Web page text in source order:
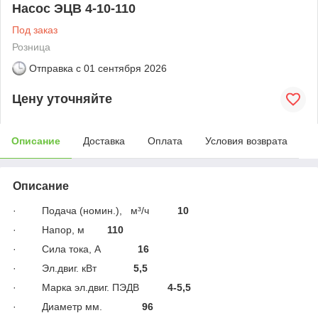
Насос ЭЦВ 4-10-110
Под заказ
Розница
Отправка с 01 сентября 2026
Цену уточняйте
Описание Доставка Оплата Условия возврата
Описание
· Подача (номин.), м³/ч 10
· Напор, м 110
· Сила тока, А 16
· Эл.двиг. кВт 5,5
· Марка эл.двиг. ПЭДВ 4-5,5
· Диаметр мм. 96